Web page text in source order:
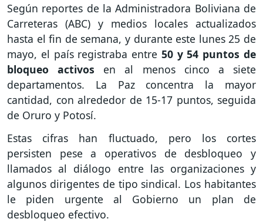
Según reportes de la Administradora Boliviana de
Carreteras (ABC) y medios locales actualizados
hasta el fin de semana, y durante este lunes 25 de
mayo, el país registraba entre 50 y 54 puntos de
bloqueo activos en al menos cinco a siete
departamentos. La Paz concentra la mayor
cantidad, con alrededor de 15-17 puntos, seguida
de Oruro y Potosí.
Estas cifras han fluctuado, pero los cortes
persisten pese a operativos de desbloqueo y
llamados al diálogo entre las organizaciones y
algunos dirigentes de tipo sindical. Los habitantes
le piden urgente al Gobierno un plan de
desbloqueo efectivo.